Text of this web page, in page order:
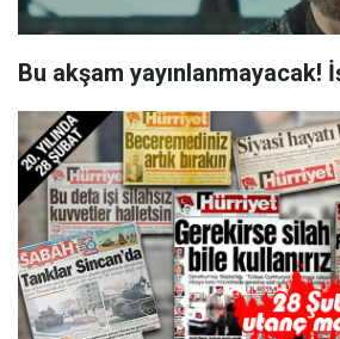
Bu akşam yayınlanmayacak!